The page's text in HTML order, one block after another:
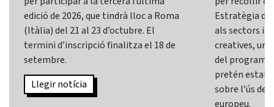
edició de 2026, que tindrà lloc a Roma
(Itàlia) del 21 al 23 d’octubre. El
termini d’inscripció finalitza el 18 de
setembre.
Llegir notícia
Estratègia
als sectors i
creatives,
del programa
pretén
sobre l’ús de
europeu.